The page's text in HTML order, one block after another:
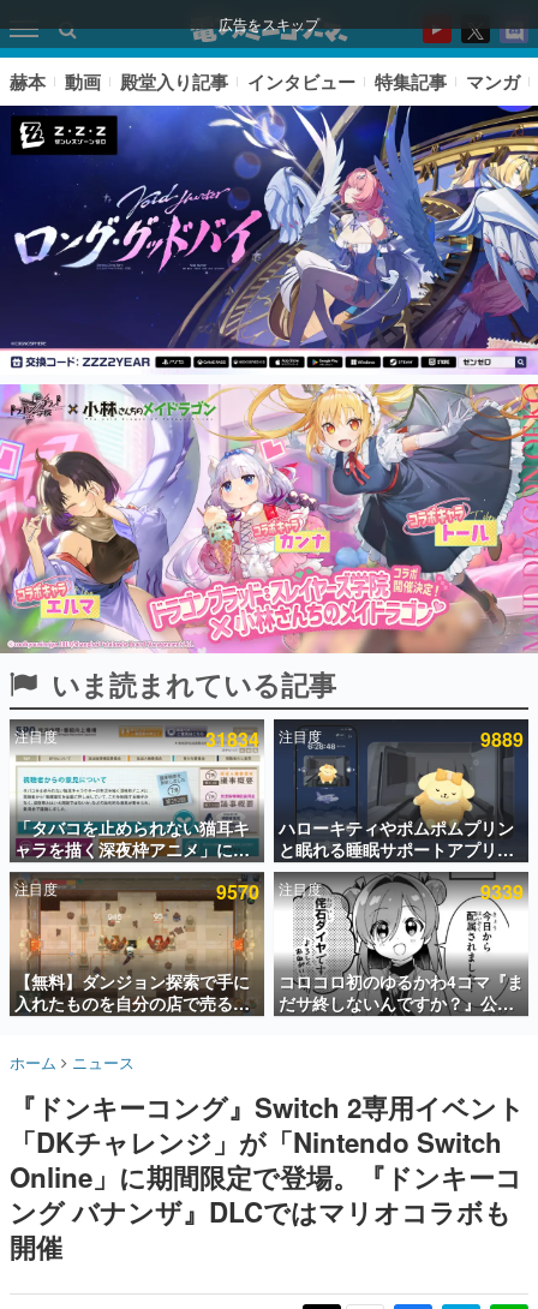
広告をスキップ
ピックアップ
電ファミのいま読まれている記事ランキング
アプリセール情報
インタビュー
連載・特集一覧
殿堂入り記事
SNS拡散数が数千以上！ ページビュー数万以上！ などな
ど。多くの人々に読まれた、電ファミ渾身の“殿堂入り”記
事をまとめました。
ゲームの企画書
名作ゲームクリエイターの方々に製作時のエピソードをお
聞きし、ヒットする企画（ゲーム）とは何か？を探ってい
きます。
赫本
この物語を解いてはいけない。『赫本』は、〈試験問題〉
の形をした短編ホラー小説集です。
新世代に訊く
これからのデジタルゲーム市場を担う若きクリエイター達
の姿を追い、彼らのルーツと情熱を探っていきます。
ゲームに多大な影響を受けた作家さんに取材し、ゲームが
日本のコンテンツ産業やカルチャーに与えた影響を探る企
画です。
日本モバイルゲーム産業史
日本のモバイルゲーム史における主要なトピック・タイト
ルを網羅するほか、開発者へのインタビューや識者による
解説を掲載。約20年の歴史が一望できる決定版！
一先生によるゲーム業界レポートマンガです。
赫本 動画 殿堂入り記事 インタビュー 特集記事 マンガ
いま読まれている記事
注目度 31834
「タバコを止められない猫耳キ
ャラを描く深夜枠アニメ」に視
聴者の一部から批判意見。違法
薬物の使用と思わしき描写も含
めて、BPOが議論を交わす
注目度 9889
ハローキティやポムポムプリン
と眠れる睡眠サポートアプリ
『ゆめたび』が配信中。キャラ
ごとのASMRや目覚ましアラー
ムも搭載
注目度 9570
【無料】ダンジョン探索で手に
入れたものを自分の店で売るゲ
ーム『Moonlighter』がSteam
『Moonlighter 2』の9月2日正
ーン
注目度 9339
コロコロ初のゆるかわ4コマ『ま
だサ終しないんですか？』公開
スタート。主人公は新入社員の
ホーム ニュース
『ドンキーコング』Switch 2専用イベント
「DKチャレンジ」が「Nintendo Switch
Online」に期間限定で登場。『ドンキーコ
ング バナンザ』DLCではマリオコラボも
開催